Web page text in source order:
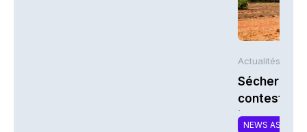
Actualités AFP
contestent
NEWS